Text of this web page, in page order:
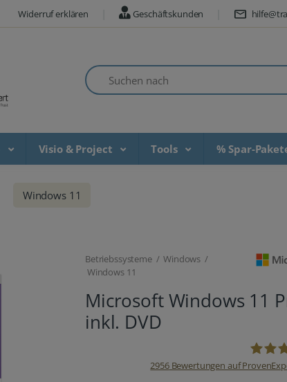
Widerruf erklären Geschäftskunden
Suchen nach
Visio & Project Tools % Spar-
Windows 11
Betriebssysteme / Windows /
Windows 11
Microsoft Windows 11
inkl. DVD
2956Bewertungen auf